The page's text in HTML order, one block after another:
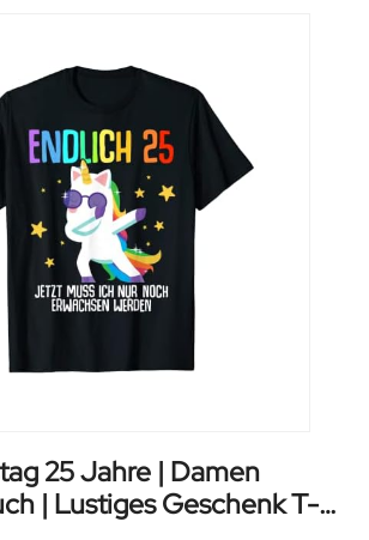
25 Jahre | Damen
| Lustiges Geschenk T-